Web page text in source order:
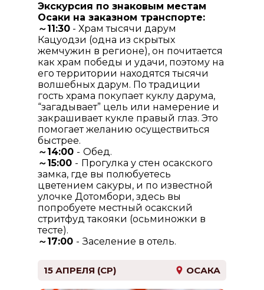
Экскурсия по знаковым местам
Осаки на заказном транспорте:
～11:30 - Храм тысячи дарум
Кацуодзи (одна из скрытых
жемчужин в регионе), он почитается
как храм победы и удачи, поэтому на
его территории находятся тысячи
волшебных дарум. По традиции
гость храма покупает куклу дарума,
“загадывает” цель или намерение и
закрашивает кукле правый глаз. Это
помогает желанию осуществиться
быстрее.
～14:00 - Обед.
～15:00 - Прогулка у стен осакского
замка, где вы полюбуетесь
цветением сакуры, и по известной
улочке Дотомбори, здесь вы
попробуете местный осакский
стритфуд такояки (осьминожки в
тесте).
～17:00 - Заселение в отель.
15 АПРЕЛЯ (СР) ОСАКА